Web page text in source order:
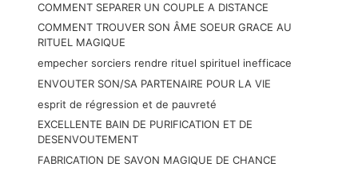
COMMENT SEPARER UN COUPLE A DISTANCE
COMMENT TROUVER SON ÂME SOEUR GRACE AU
RITUEL MAGIQUE
empecher sorciers rendre rituel spirituel inefficace
ENVOUTER SON/SA PARTENAIRE POUR LA VIE
esprit de régression et de pauvreté
EXCELLENTE BAIN DE PURIFICATION ET DE
DESENVOUTEMENT
FABRICATION DE SAVON MAGIQUE DE CHANCE